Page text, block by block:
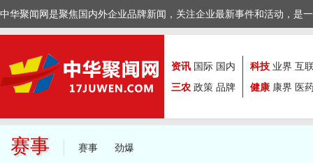
中华聚闻网是聚焦国内外企业品牌新闻，关注企业最新事件和活动，是
资讯 国际 国内
三农 政策 品牌
科技 业界 互
健康 康界 医
赛事 赛事 劲爆